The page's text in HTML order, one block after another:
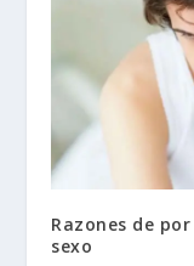
Razones de
sexo